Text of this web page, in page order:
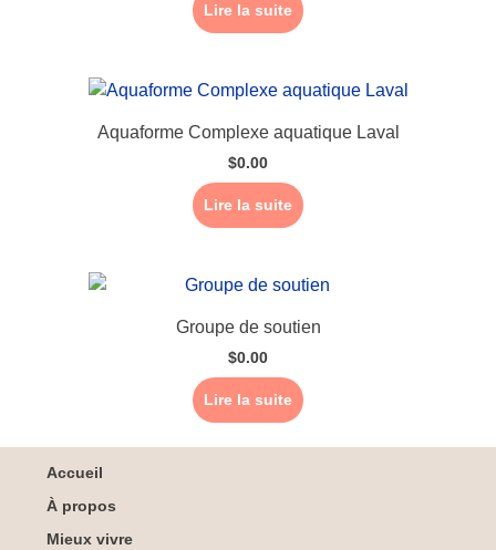
Lire la suite
Aquaforme Complexe aquatique Laval
$0.00
Lire la suite
Groupe de soutien
$0.00
Lire la suite
Accueil
À propos
Mieux vivre